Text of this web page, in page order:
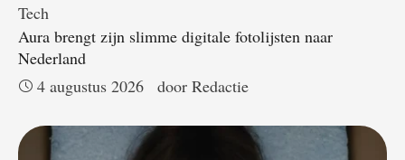
Tech
Aura brengt zijn slimme digitale fotolijsten naar
Nederland
4 augustus 2026
door Redactie